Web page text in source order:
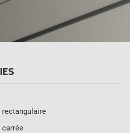
laisser passer l’air ou
protection contre la
tailles, formes et
esthétique. Si vous ne
installer.
carrée